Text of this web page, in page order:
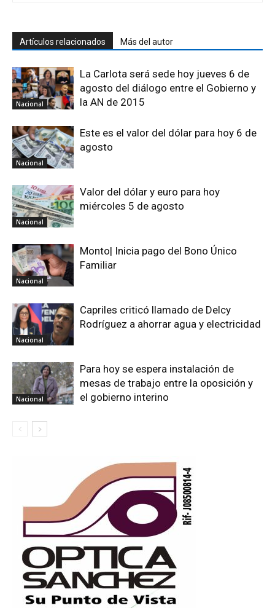
Artículos relacionados Más del autor
Nacional
La Carlota será sede hoy jueves 6 de
agosto del diálogo entre el Gobierno y
la AN de 2015
Nacional
Este es el valor del dólar para hoy 6 de
agosto
Nacional
Valor del dólar y euro para hoy
miércoles 5 de agosto
Nacional
Monto| Inicia pago del Bono Único
Familiar
Nacional
Capriles criticó llamado de Delcy
Rodríguez a ahorrar agua y electricidad
Nacional
Para hoy se espera instalación de
mesas de trabajo entre la oposición y
el gobierno interino